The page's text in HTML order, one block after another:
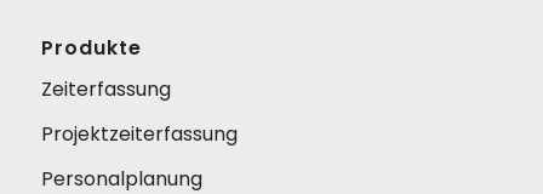
Produkte
Zeiterfassung
Projektzeiterfassung
Personalplanung